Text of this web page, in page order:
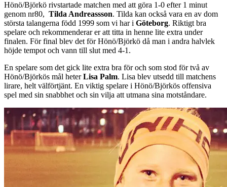
Hönö/Björkö rivstartade matchen med att göra 1-0 efter 1 minut
genom nr80, Tilda Andreassson. Tilda kan också vara en av dom
största talangerna född 1999 som vi har i Göteborg. Riktigt bra
spelare och rekommenderar er att titta in henne lite extra under
finalen. För final blev det för Hönö/Björkö då man i andra halvlek
höjde tempot och vann till slut med 4-1.
En spelare som det gick lite extra bra för och som stod för två av
Hönö/Björkös mål heterLisa Palm. Lisa blev utsedd till matchens
lirare, helt välförtjänt. En viktig spelare i Hönö/Björkös offensiva
spel med sin snabbhet och sin vilja att utmana sina motståndare.